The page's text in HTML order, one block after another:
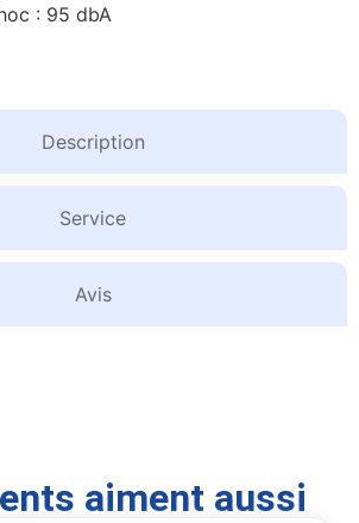
Description
Service
Avis
: 95 dbA
aiment aussi